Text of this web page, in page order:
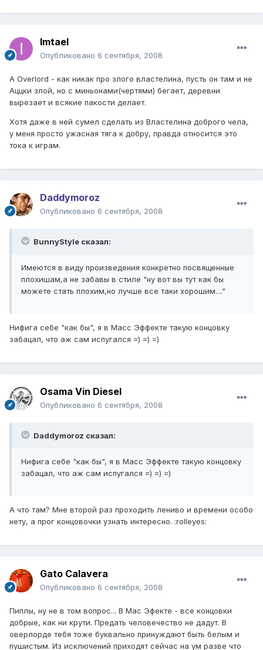
Imtael
Опубликовано 6 сентября, 2008
А Overlord - как никак про злого властелина, пусть он там и не
Аццки злой, но с миньонами(чертями) бегает, деревни
вырезает и всякие пакости делает.
Хотя даже в ней сумел сделать из Властелина доброго чела,
у меня просто ужасная тяга к добру, правда относится это
тока к играм.
Daddymoroz
Опубликовано 6 сентября, 2008
BunnyStyle сказал:
Имеются в виду произведения конкретно посвященные
плохишам,а не забавы в стиле "ну вот вы тут как бы
можете стать плохим,но лучше все таки хорошим...."
Нифига себе "как бы", я в Масс Эффекте такую концовку
забацал, что аж сам испугался =) =) =)
Osama Vin Diesel
Опубликовано 6 сентября, 2008
Daddymoroz сказал:
Нифига себе "как бы", я в Масс Эффекте такую концовку
забацал, что аж сам испугался =) =) =)
А что там? Мне второй раз проходить лениво и времени особо
нету, а прог концовочки узнать интересно. :rolleyes:
Gato Calavera
Опубликовано 6 сентября, 2008
Пиплы, ну не в том вопрос... В Мас Эфекте - все концовки
добрые, как ни крути. Предать человечество не дадут. В
оверлорде тебя тоже буквально принуждают быть белым и
пушистым. Из исключений приходят сейчас на ум разве что